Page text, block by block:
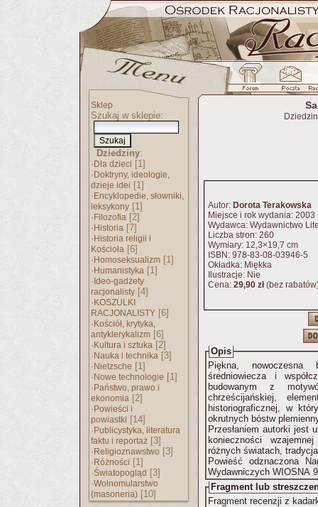
Sklep
Szukaj w sklepie:
Dziedziny:
· Dla dzieci [1]
· Doktryny, ideologie,
dzieje idei [1]
· Encyklopedie, słowniki,
leksykony [1]
· Filozofia [2]
· Historia [7]
· Historia religii i
Kościoła [6]
· Homoseksualizm [1]
· Humanistyka [1]
· Ideo-gadżety
racjonalisty [4]
· KOSZULKI
RACJONALISTY [6]
· Kościół, krytyka,
antyklerykalizm [6]
· Kultura i sztuka [2]
· Nauka i technika [3]
· Nietzsche [1]
· Nowe technologie [1]
· Państwo, prawo i
ekonomia [2]
· Powieści i
powiastki [14]
· Publicystyka, literatura
faktu i reportaż [3]
· Religioznawstwo [3]
· Różności [1]
·Światopogląd [3]
·Wolnomularstwo
(masoneria) [10]
Autor: Dorota Terakowska
Miejsce i rok wydania: 2003
Wydawca: Wydawnictwo
Liczba stron: 260
Wymiary: 12,3×19,7 cm
ISBN: 978-83-08-03946-5
Okładka: Miękka
Ilustracje: Nie
Cena: 29,90 zł(bez
Opis
Piękna,
średniowiecza i
budowanym z
chrześcijańskiej,
historiograficznej, w
okrutnych bóstw
Przesłaniem autorki jest
konieczności
różnych światach,
Powieść odznaczona
Wydawniczych WIOSNA
Fragment lub
Fragment recenzji z